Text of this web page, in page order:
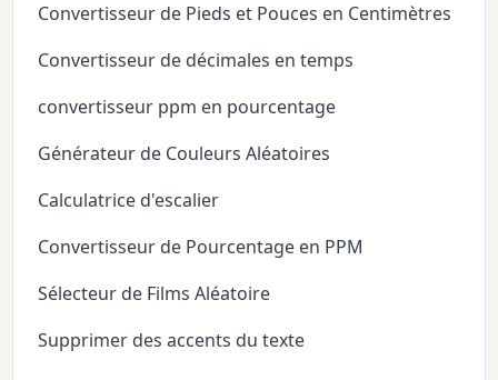
Convertisseur de Pieds et Pouces en Centimètres
Convertisseur de décimales en temps
convertisseur ppm en pourcentage
Générateur de Couleurs Aléatoires
Calculatrice d'escalier
Convertisseur de Pourcentage en PPM
Sélecteur de Films Aléatoire
Supprimer des accents du texte